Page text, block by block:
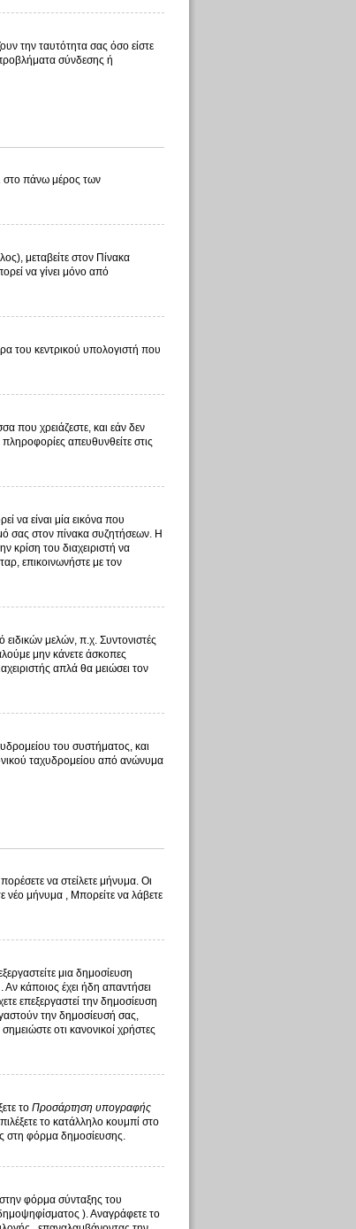
την ταυτότητα σας όσο είστε
προβλήματα σύνδεσης ή
στο πάνω μέρος των
μεταβείτε στον Πίνακα
να γίνει μόνο από
του κεντρικού υπολογιστή που
που χρειάζεστε, και εάν δεν
απευθυνθείτε στις
να είναι μία εικόνα που
σας στον πίνακα συζητήσεων. Η
κρίση του διαχειριστή να
επικοινωνήστε με τον
μελών, π.χ. Συντονιστές
μην κάνετε άσκοπες
απλά θα μειώσει τον
του συστήματος, και
ταχυδρομείου από ανώνυμα
να στείλετε μήνυμα. Οι
νέο μήνυμα , Μπορείτε να λάβετε
μια δημοσίευση
κάποιος έχει ήδη απαντήσει
επεξεργαστεί την δημοσίευση
την δημοσίευσή σας,
οτι κανονικοί χρήστες
το Προσάρτηση υπογραφής
το κατάλληλο κουμπί στο
στη φόρμα δημοσίευσης.
φόρμα σύνταξης του
). Αναγράφετε το